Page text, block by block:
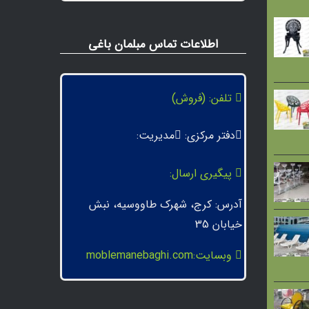
اطلاعات تماس مبلمان باغی
تلفن: (فروش)
دفتر مرکزی: مدیریت:
پیگیری ارسال:
آدرس: کرج، شهرک طاووسیه، نبش
خیابان 35
وبسایت:moblemanebaghi.com